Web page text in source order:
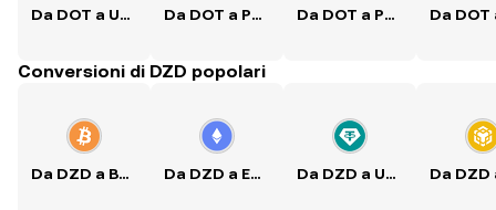
Da DOT a USD Da DOT a PKR Da DOT a PHP
Conversioni di DZD popolari
Da DZD a BTC Da DZD a ETH Da DZD a USDT